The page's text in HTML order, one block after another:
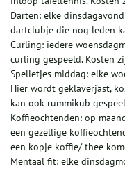
Darten: elke
dartclubje die nog leden
Curling: iedere
curling gespeeld. Kosten
Spelletjes middag: elke
Hier wordt geklaverjast,
kan ook rummikub
Koffieochtenden: op
een gezellige
een kopje koffie/ thee
Mentaal fit: elke